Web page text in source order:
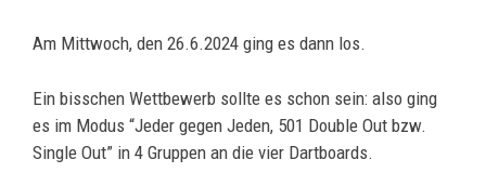
Am Mittwoch, den 26.6.2024 ging es dann los.
Ein bisschen Wettbewerb sollte es schon sein: also ging
es im Modus “Jeder gegen Jeden, 501 Double Out bzw.
Single Out” in 4 Gruppen an die vier Dartboards.